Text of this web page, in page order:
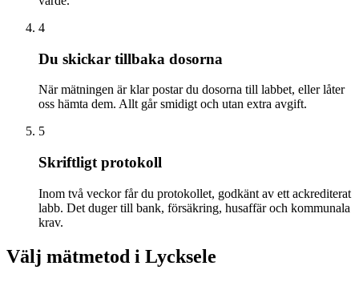
4
Du skickar tillbaka dosorna
När mätningen är klar postar du dosorna till labbet, eller låter
oss hämta dem. Allt går smidigt och utan extra avgift.
5
Skriftligt protokoll
Inom två veckor får du protokollet, godkänt av ett ackrediterat
labb. Det duger till bank, försäkring, husaffär och kommunala
krav.
Välj mätmetod i Lycksele